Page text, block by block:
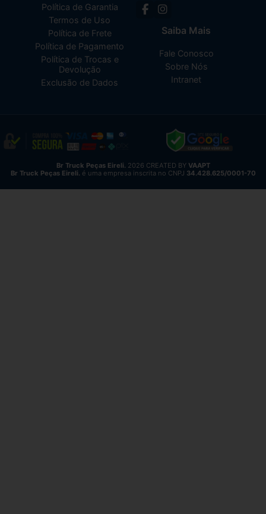
Política de Garantia
Termos de Uso
Política de Frete
Política de Pagamento
Política de Trocas e
Devolução
Exclusão de Dados
Saiba Mais
Fale Conosco
Sobre Nós
Intranet
Br Truck Peças Eireli. 2026 CREATED BY VAAPT
Br Truck Peças Eireli. é uma empresa inscrita no CNPJ 34.428.625/0001-70